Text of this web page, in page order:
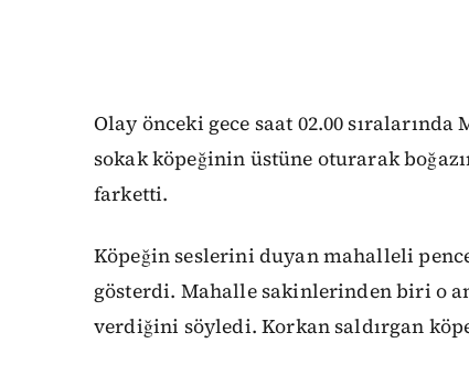
Olay önceki gece saat 02.00
sokak köpeğinin üstüne oturarak
farketti.
Köpeğin seslerini duyan mahalleli
gösterdi. Mahalle sakinlerinden biri o
verdiğini söyledi. Korkan saldırgan